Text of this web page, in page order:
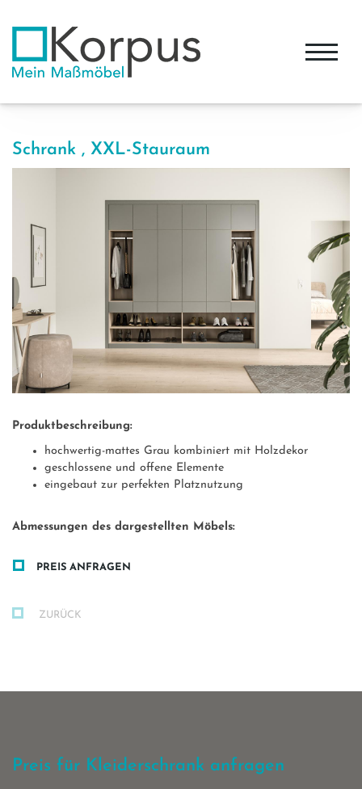
Schrank , XXL-Stauraum
Produktbeschreibung:
hochwertig-mattes Grau kombiniert mit Holzdekor
geschlossene und offene Elemente
eingebaut zur perfekten Platznutzung
Abmessungen des dargestellten Möbels:
PREIS ANFRAGEN
ZURÜCK
Preis für Kleiderschrank anfragen